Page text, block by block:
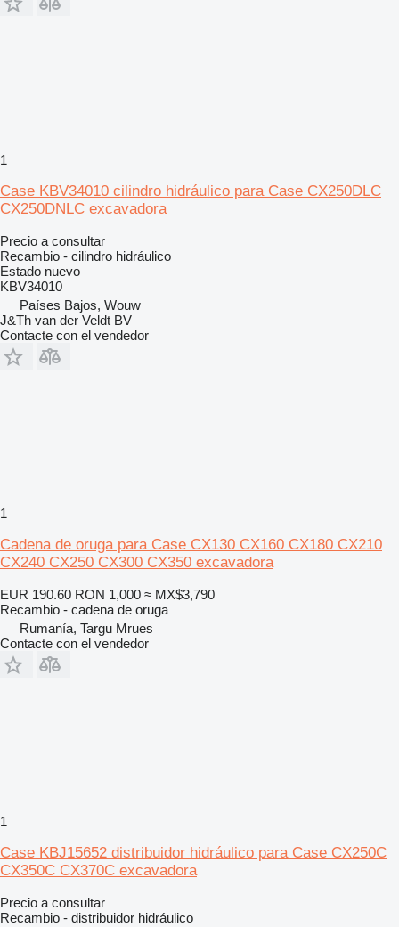
1
Case KBV34010 cilindro hidráulico para Case CX250DLC
CX250DNLC excavadora
Precio a consultar
Recambio - cilindro hidráulico
Estado nuevo
KBV34010
Países Bajos, Wouw
J&Th van der Veldt BV
Contacte con el vendedor
1
Cadena de oruga para Case CX130 CX160 CX180 CX210
CX240 CX250 CX300 CX350 excavadora
EUR 190.60 RON 1,000 ≈ MX$3,790
Recambio - cadena de oruga
Rumanía, Targu Mrues
Contacte con el vendedor
1
Case KBJ15652 distribuidor hidráulico para Case CX250C
CX350C CX370C excavadora
Precio a consultar
Recambio - distribuidor hidráulico